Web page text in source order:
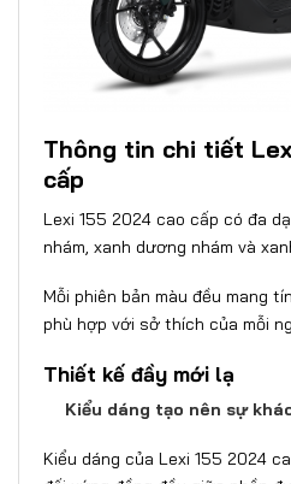
Thông tin chi tiết
cấp
Lexi 155 2024 cao cấp có đa
nhám, xanh dương nhám và
Mỗi phiên bản màu đều mang
phù hợp với sở thích của mỗi
Thiết kế đầy mới lạ
Kiểu dáng tạo nên sự
Kiểu dáng của Lexi 155 2024